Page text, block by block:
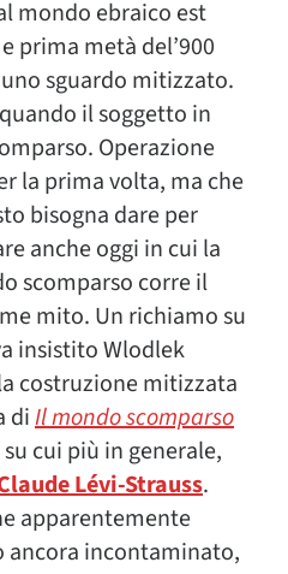
mondo ebraico est
prima metà del’900
sguardo mitizzato.
il soggetto in
Operazione
la prima volta, ma che
bisogna dare per
anche oggi in cui la
scomparso corre il
mito. Un richiamo su
insistito Wlodlek
costruzione mitizzata
diIl mondo scomparso
su cui più in generale,
Lévi-Strauss.
apparentemente
incontaminato,